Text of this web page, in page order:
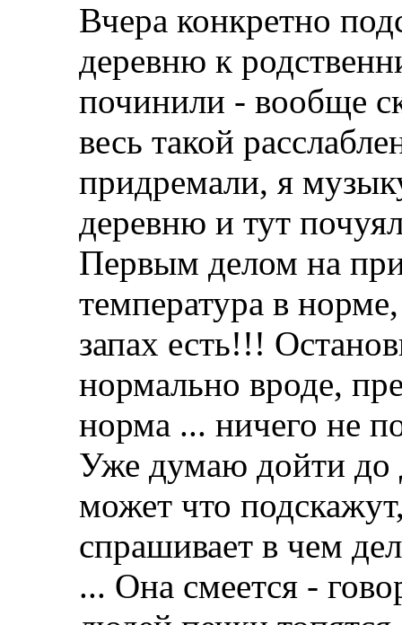
Вчера конкретно
деревню к
починили - вообще
весь такой
придремали, я
деревню и тут
Первым делом на
температура в
запах есть!!!
нормально вроде,
норма ... ничего не
Уже думаю дойти до
может что
спрашивает в чем
... Она смеется -